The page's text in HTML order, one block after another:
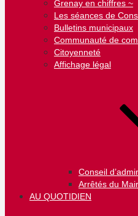
Grenay en chiffres ~
Les séances de
Bulletins municipaux
Communauté de
Citoyenneté
Affichage légal
Conseil
Arrêtés du
AU QUOTIDIEN